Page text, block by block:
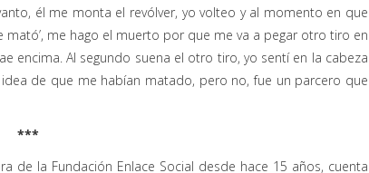
él me monta el revólver, yo volteo y al momento en que
mató’, me hago el muerto por que me va a pegar otro tiro en
encima. Al segundo suena el otro tiro, yo sentí en la cabeza
de que me habían matado, pero no, fue un parcero que
***
de la Fundación Enlace Social desde hace 15 años, cuenta